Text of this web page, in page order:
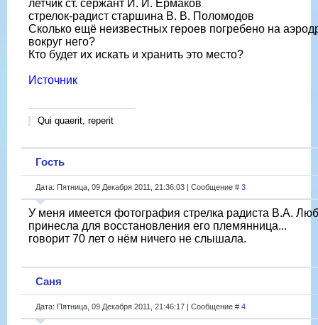
летчик ст. сержант И. И. Ермаков
стрелок-радист старшина В. В. Поломодов
Сколько ещё неизвестных героев погребено на
вокруг него?
Кто будет их искать и хранить это место?
Источник
Qui quaerit, reperit
Гость
Дата: Пятница, 09 Декабря 2011, 21:36:03 | Сообщение # 3
У меня имеется фотография стрелка радиста В.А.
принесла для восстановления его племянница...
говорит 70 лет о нём ничего не слышала.
Саня
Дата: Пятница, 09 Декабря 2011, 21:46:17 | Сообщение # 4